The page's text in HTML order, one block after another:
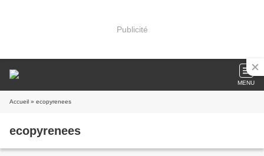
Publicité
MENU
Accueil » ecopyrenees
ecopyrenees